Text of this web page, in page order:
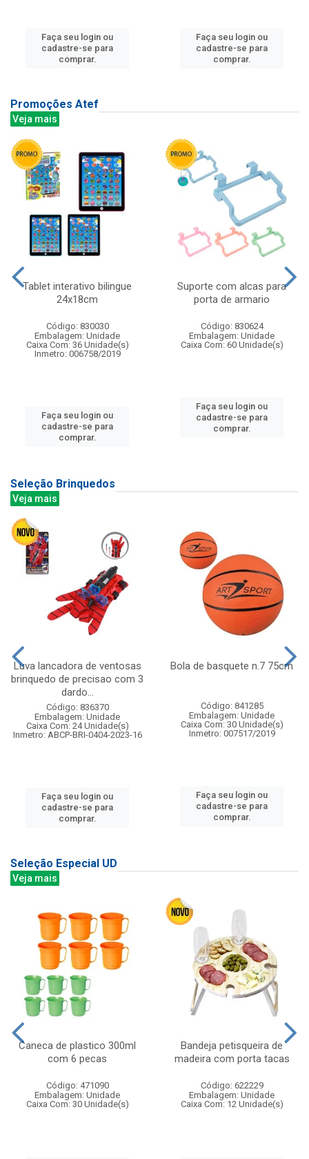
Faça seu login ou
cadastre-se para
comprar.
Faça seu login ou
cadastre-se para
comprar.
Promoções Atef
Veja mais
Tablet interativo bilingue
24x18cm
Código: 830030
Embalagem: Unidade
Caixa Com: 36 Unidade(s)
Inmetro: 006758/2019
Faça seu login ou
cadastre-se para
comprar.
Suporte com alcas para
porta de armario
Código: 830624
Embalagem: Unidade
Caixa Com: 60 Unidade(s)
Faça seu login ou
cadastre-se para
comprar.
Seleção Brinquedos
Veja mais
Luva lancadora de ventosas
brinquedo de precisao com 3
dardo...
Código: 836370
Embalagem: Unidade
Caixa Com: 24 Unidade(s)
Inmetro: ABCP-BRI-0404-2023-16
Faça seu login ou
cadastre-se para
comprar.
Bola de basquete n.7 75cm
Código: 841285
Embalagem: Unidade
Caixa Com: 30 Unidade(s)
Inmetro: 007517/2019
Faça seu login ou
cadastre-se para
comprar.
Seleção Especial UD
Veja mais
Caneca de plastico 300ml
com 6 pecas
Código: 471090
Embalagem: Unidade
Caixa Com: 30 Unidade(s)
Bandeja petisqueira de
madeira com porta tacas
Código: 622229
Embalagem: Unidade
Caixa Com: 12 Unidade(s)